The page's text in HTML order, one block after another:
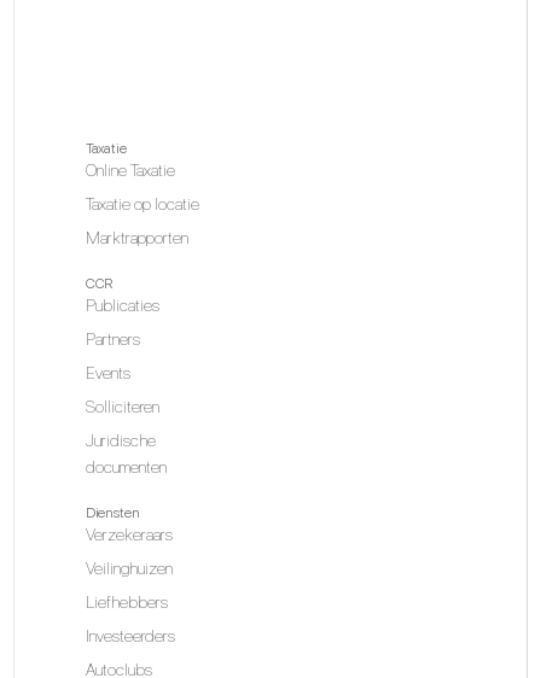
Taxatie
Online Taxatie
Taxatie op locatie
Marktrapporten
CCR
Publicaties
Partners
Events
Solliciteren
Juridische
documenten
Diensten
Verzekeraars
Veilinghuizen
Liefhebbers
Investeerders
Autoclubs